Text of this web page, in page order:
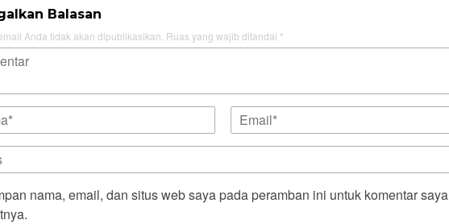
Balasan
Anda tidak akan dipublikasikan. Ruas yang wajib ditandai *
nama, email, dan situs web saya pada peramban ini untuk komentar saya